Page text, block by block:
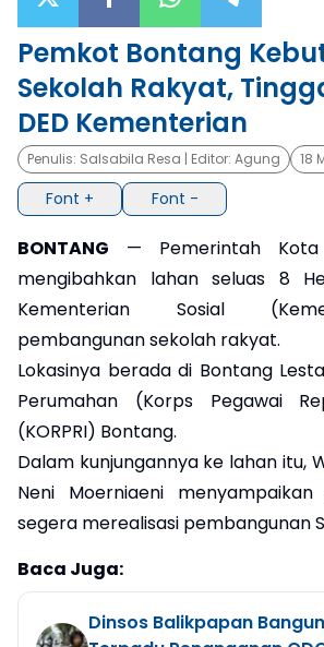
×
Pemkot Bontang
Sekolah Rakyat,
DED Kementerian
Penulis: Salsabila Resa | Editor: Agung 18
Font + Font -
BONTANG — Pemerintah
mengibahkan lahan seluas 8
Kementerian Sosial
pembangunan sekolah rakyat.
Lokasinya berada di Bontang
Perumahan (Korps Pegawai
(KORPRI) Bontang.
Dalam kunjungannya ke lahan itu,
Neni Moerniaeni
segera merealisasi pembangunan
Baca Juga:
Dinsos Balikpapan